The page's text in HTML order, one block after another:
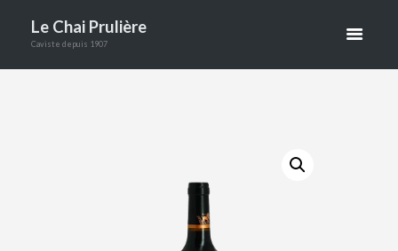
EMOTION
LUSSAC ST EMILION LYONNAT
Le Chai Prulière
Caviste depuis 1907